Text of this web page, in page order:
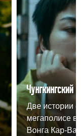
Чунгкингский
Две истории
мегаполисе в
Вонга Кар-